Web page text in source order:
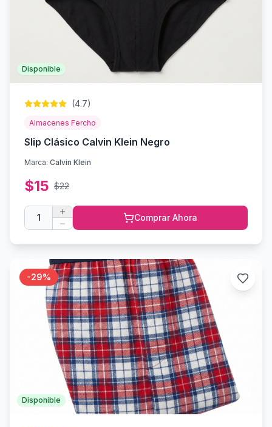
Disponible
(4.7)
Almacenes Fercho
Slip Clásico Calvin Klein Negro
Marca: Calvin Klein
$15 $22
1 Comprar Ahora
-29%
Disponible